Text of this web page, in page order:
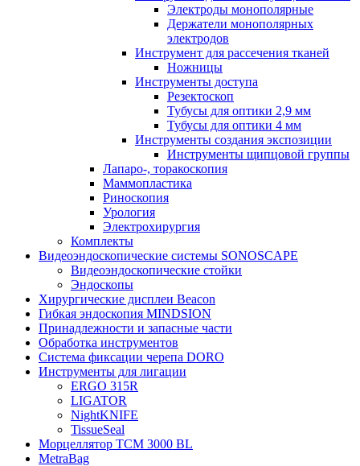
Электроды монополярные
Держатели монополярных
электродов
Инструмент для рассечения тканей
Ножницы
Инструменты доступа
Резектоскоп
Тубусы для оптики 2,9 мм
Тубусы для оптики 4 мм
Инструменты создания экспозиции
Инструменты щипцовой группы
Лапаро-, торакоскопия
Маммопластика
Риноскопия
Урология
Электрохирургия
Комплекты
Видеоэндоскопические системы SONOSCAPE
Видеоэндоскопические стойки
Эндоскопы
Хирургические дисплеи Beacon
Гибкая эндоскопия MINDSION
Принадлежности и запасные части
Обработка инструментов
Система фиксации черепа DORO
Инструменты для лигации
ERGO 315R
LIGATOR
NightKNIFE
TissueSeal
Морцеллятор ТСМ 3000 BL
MetraBag